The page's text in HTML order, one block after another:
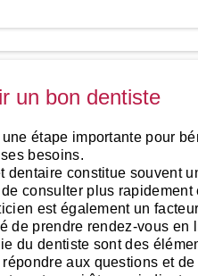
un bon dentiste
étape importante pour
besoins.
dentaire constitue souvent
consulter plus
est également un
de prendre rendez-vous
du dentiste sont des
aux questions et